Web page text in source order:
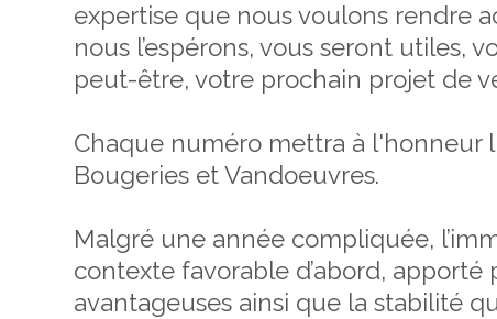
expertise que nous voulons rendre
nous l’espérons, vous seront utiles,
peut-être, votre prochain projet de
Chaque numéro mettra à l'honneur
Bougeries et Vandoeuvres.
Malgré une année compliquée,
contexte favorable d’abord,
avantageuses ainsi que la stabilité